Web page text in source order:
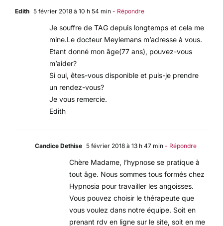
Edith 5 février 2018 à 10 h 54 min - Répondre
Je souffre de TAG depuis longtemps et cela me
mine.Le docteur Meylemans m’adresse à vous.
Etant donné mon âge(77 ans), pouvez-vous
m’aider?
Si oui, êtes-vous disponible et puis-je prendre
un rendez-vous?
Je vous remercie.
Edith
Candice Dethise 5 février 2018 à 13 h 47 min - Répondre
Chère Madame, l’hypnose se pratique à
tout âge. Nous sommes tous formés chez
Hypnosia pour travailler les angoisses.
Vous pouvez choisir le thérapeute que
vous voulez dans notre équipe. Soit en
prenant rdv en ligne sur le site, soit en me